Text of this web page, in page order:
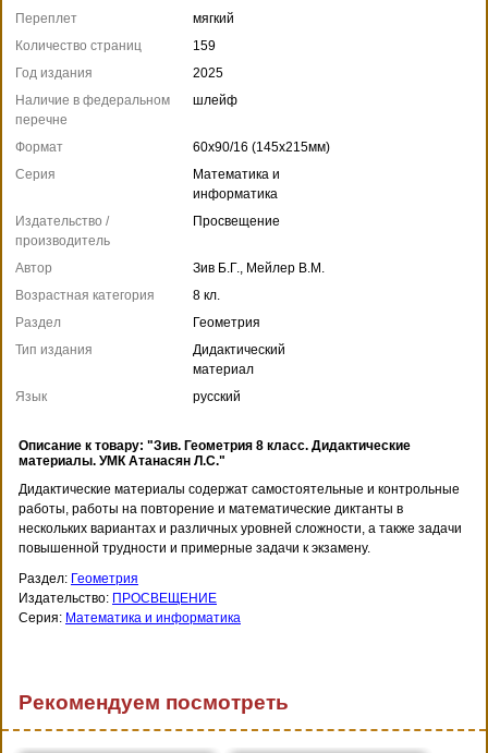
Переплет
мягкий
Количество страниц
159
Год издания
2025
Наличие в федеральном
перечне
шлейф
Формат
60x90/16 (145x215мм)
Серия
Математика и
информатика
Издательство /
производитель
Просвещение
Автор
Зив Б.Г., Мейлер В.М.
Возрастная категория
8 кл.
Раздел
Геометрия
Тип издания
Дидактический
материал
Язык
русский
Описание к товару: "Зив. Геометрия 8 класс. Дидактические
материалы. УМК Атанасян Л.С."
Дидактические материалы содержат самостоятельные и контрольные
работы, работы на повторение и математические диктанты в
нескольких вариантах и различных уровней сложности, а также задачи
повышенной трудности и примерные задачи к экзамену.
Раздел: Геометрия
Издательство: ПРОСВЕЩЕНИЕ
Серия: Математика и информатика
Рекомендуем посмотреть